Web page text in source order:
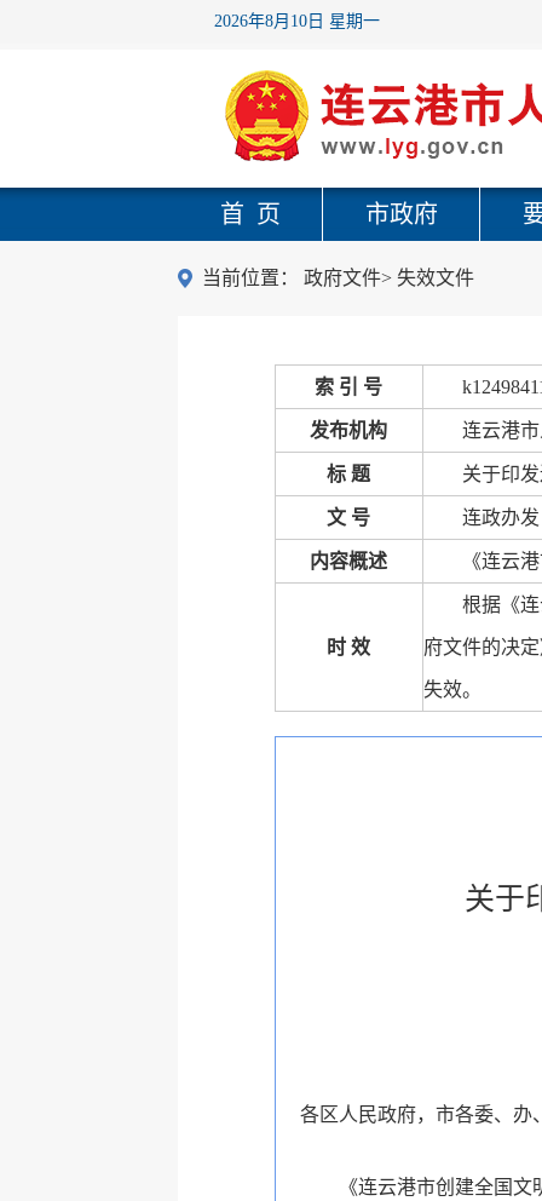
2026年8月10日 星期一
首 页 市政府
当前位置： 政府文件> 失效文件
索 引 号
发布机构 连云港
标 题 关于印
文 号 连政办发
内容概述 《连云
时 效
根据《
府文件的决
失效。
关于
各区人民政府，市各委、办
《连云港市创建全国文明